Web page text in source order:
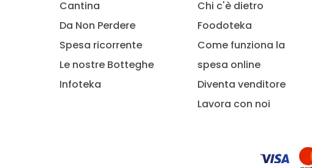
Cantina
Da Non Perdere
Spesa ricorrente
Le nostre Botteghe
Infoteka
Chi c'è dietro
Foodoteka
Come funziona la
spesa online
Diventa venditore
Lavora con noi